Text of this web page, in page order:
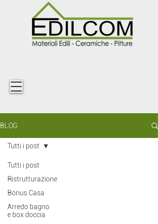
BLOG
Tutti i post
Ristrutturazione
Bonus Casa
Arredo bagno
e box doccia
Tutti i post